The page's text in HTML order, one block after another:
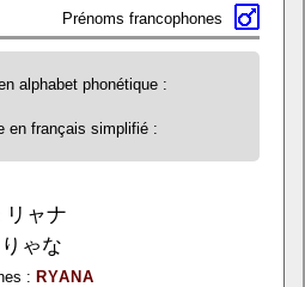
Prénoms francophones
alphabet phonétique :
en français simplifié :
リャナ
りゃな
: RYANA